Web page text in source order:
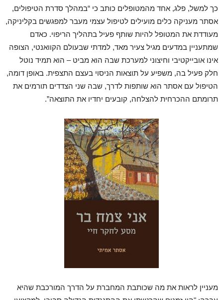
כך למשל, פלג, אחד מהמטופלים כותב כי “במהלך סדרת הטיפולים,
אסתר מעניקה כלים מועילים לטיפול עצמי מעבר למפגשים בקליניקה,
מעודדת את המטופל להיות שותף פעיל בתהליך הריפוי. כאדם
שמתעניין במדעים מגיל צעיר מאד, למדתי שבעולם הקוואנטי, הצופה
אינו אובייקטיבי וחיצוני למערכת שבה הוא מביט – הוא תמיד נוטל
חלק פעיל בה, משפיע על תוצאות הניסוי בעצם התצפית. באופן דומה,
הטיפול עם אסתר הוא שותפות לדרך, שבה שני הצדדים תורמים את
תרומתם ההכרחית להצלחה, קובעים יחדיו את התוצאה”.
מעניין לראות את מה שכותבת המחברת על הדרך המורכבת שהיא